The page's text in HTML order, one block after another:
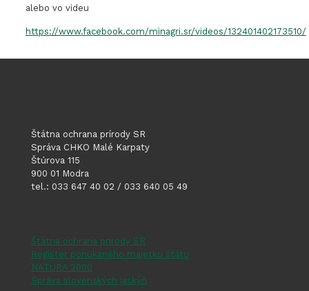
alebo vo videu
https://www.facebook.com/minagri.sr/videos/132401402173510/
Štátna ochrana prírody SR
Správa CHKO Malé Karpaty
Štúrova 115
900 01 Modra
tel.: 033 647 40 02 / 033 640 05 49
Štátna ochrana prírody SR
Register ponúkaného majetku štátu
NATURA 2000
Správa slovenských jaskýň